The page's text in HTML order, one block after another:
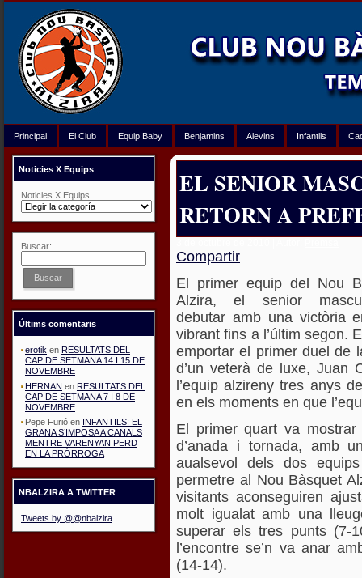
Principal El Club Equip Baby Benjamins Alevins Infantils
Noticies X Equips
Noticies X Equips
Buscar:
Buscar
Últims comentaris
erotik en RESULTATS DEL
CAP DE SETMANA 14 I 15 DE
NOVEMBRE
HERNAN en RESULTATS DEL
CAP DE SETMANA 7 I 8 DE
NOVEMBRE
Pepe Furió en INFANTILS: EL
GRANA S’IMPOSA A CANALS
MENTRE VARENYAN PERD
EN LA PRÓRROGA
NBALZIRA A TWITTER
Tweets by @@nbalzira
EL SENIOR
RETORN A
Compartir
El primer equip del Nou
Alzira, el senior
debutar amb una victòria
vibrant fins a l’últim segon.
emportar el primer duel de
d’un veterà de luxe, Juan
l’equip alzireny tres anys
en els moments en que
El primer quart va
d’anada i tornada, amb
aualsevol dels dos
permetre al Nou Bàsquet
visitants aconseguiren
molt igualat amb una
superar els tres punts (7-
l’encontre se’n va anar
(14-14).